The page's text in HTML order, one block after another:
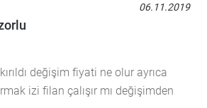
06.11.2019
değişim fiyati ne olur ayrıca
izi filan çalışır mı değişimden